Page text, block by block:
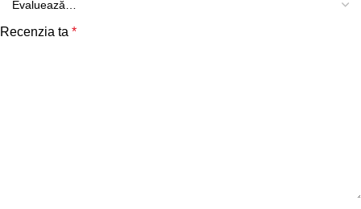
Recenzia ta *